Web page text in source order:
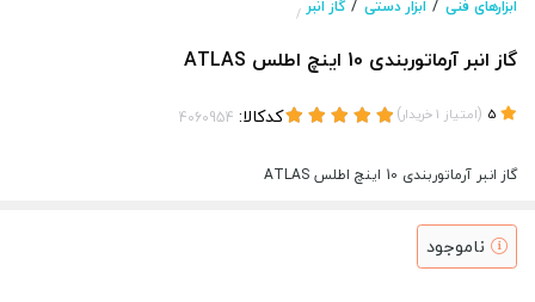
ابزارهای فنی ابزار دستی گاز انبر /
گاز انبر آرماتوربندی 10 اینچ اطلس ATLAS
(امتیاز 1خریدار) کدکالا:
گاز انبر آرماتوربندی 10 اینچ اطلس ATLAS
ناموجود